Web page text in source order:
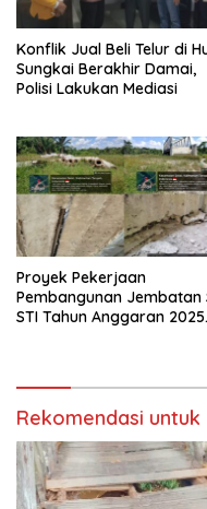
Konflik Jual Beli Telur di
Sungkai Berakhir Damai,
Polisi Lakukan Mediasi
Proyek Pekerjaan
Pembangunan Jembatan
STI Tahun Anggaran 2025
Rekomendasi untuk